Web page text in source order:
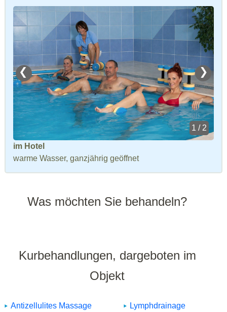
❮ ❯
1 / 2
im Hotel
warme Wasser, ganzjährig geöffnet
Was möchten Sie behandeln?
Kurbehandlungen, dargeboten im
Objekt
Antizellulites Massage
Lymphdrainage